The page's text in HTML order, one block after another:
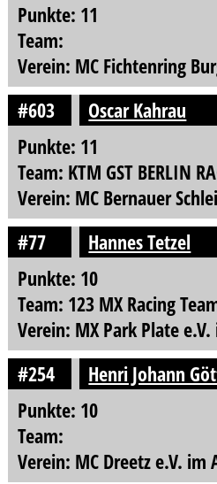
Punkte: 11
Team:
Verein: MC Fichtenring
#603
Oscar Kahrau
Punkte: 11
Team: KTM GST BERLIN
Verein: MC Bernauer
#77
Hannes Tetzel
Punkte: 10
Team: 123 MX Racing
Verein: MX Park Plate e.V.
#254
Henri Johann
Punkte: 10
Team:
Verein: MC Dreetz e.V. im